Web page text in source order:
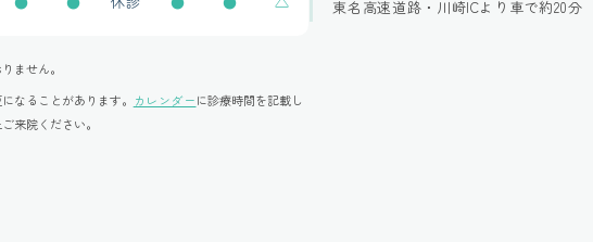
ません。
なることがあります。 カレンダーに診療時間を記載し
来院ください。
東名高速道路・川崎ICより車で約20分